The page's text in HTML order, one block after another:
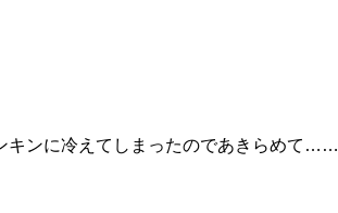
キンに冷えてしまったのであきらめて……